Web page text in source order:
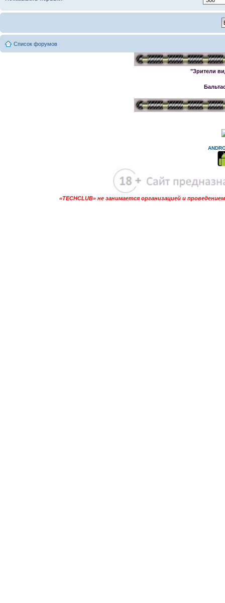
Список форумов
"Зрители
«TECHCLUB» не занимается организацией и